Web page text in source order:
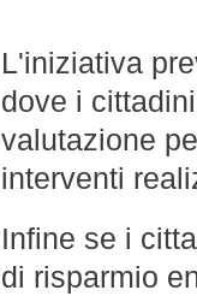
L'iniziativa
dove i
valutazione
interventi
Infine se i
di risparmio